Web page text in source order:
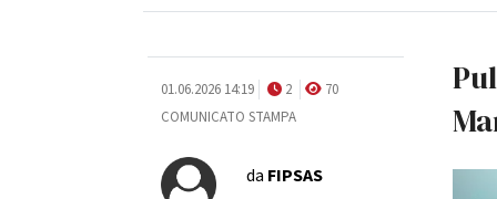
01.06.2026 14:19 2
70
COMUNICATO STAMPA
da FIPSAS